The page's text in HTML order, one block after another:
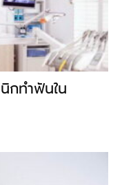
กทำฟันใน